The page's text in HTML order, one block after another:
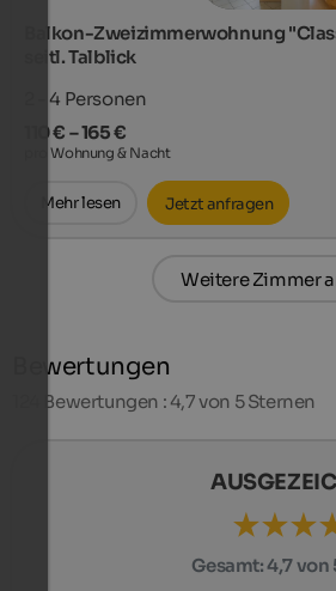
Balkon-Zweizimmerwohnung
seitl. Talblick
2 - 4 Personen
110 € – 165 €
pro Wohnung & Nacht
Mehr lesen Jetzt anfragen
Weitere Zimmer
Bewertungen
Bewertungen : 4,7 von 5 Sternen
Gesamt:4,7 von